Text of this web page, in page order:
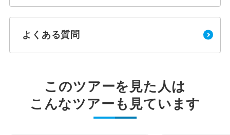
よくある質問
このツアーを見た人は
こんなツアーも見ています